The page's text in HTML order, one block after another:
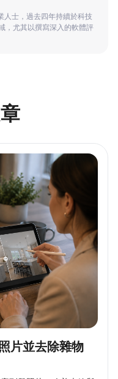
人士，過去四年持續於科技
，尤其以撰寫深入的軟體評
片並去除雜物